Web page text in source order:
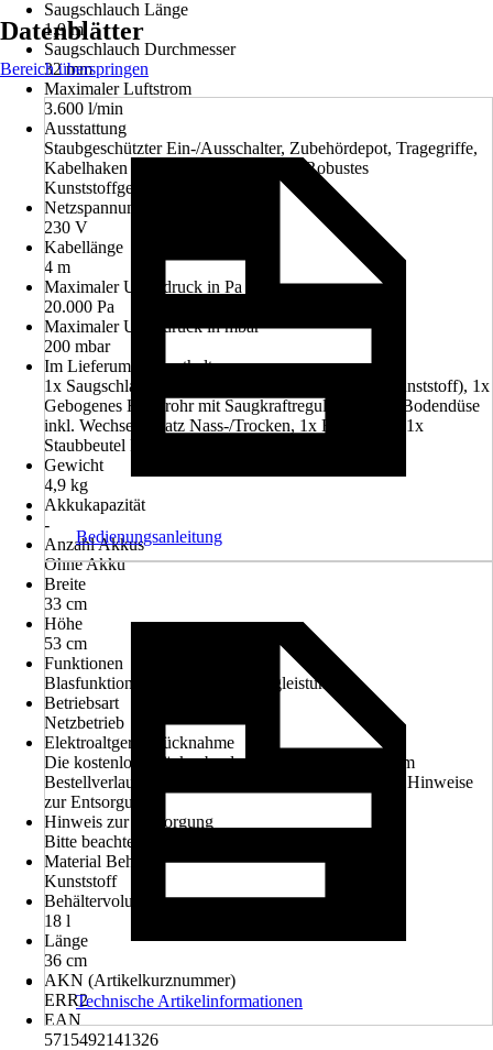
Saugschlauch Länge
1,9 m
Saugschlauch Durchmesser
32 mm
Maximaler Luftstrom
3.600 l/min
Ausstattung
Staubgeschützter Ein-/Ausschalter, Zubehördepot, Tragegriffe,
Kabelhaken und Saugschlauchhalter, Robustes
Kunststoffgehäuse
Netzspannung
230 V
Kabellänge
4 m
Maximaler Unterdruck in Pa
20.000 Pa
Maximaler Unterdruck in mbar
200 mbar
Im Lieferumfang enthalten
1x Saugschlauch Ø 32 mm, 1,9 m, 1x Saugrohr (Kunststoff), 1x
Gebogenes Handrohr mit Saugkraftregulierung, 1x Bodendüse
inkl. Wechseleinsatz Nass-/Trocken, 1x Fügendüse, 1x
Staubbeutel Papier
Gewicht
4,9 kg
Akkukapazität
-
Anzahl Akkus
Ohne Akku
Breite
33 cm
Höhe
53 cm
Funktionen
Blasfunktion, Fahrbar, Hohe Saugleistung
Betriebsart
Netzbetrieb
Elektroaltgerät-Rücknahme
Die kostenlose Rückgabe des Elektro-Geräts kann im
Bestellverlauf ausgewählt werden. Bitte beachte die Hinweise
zur Entsorgung.
Hinweis zur Entsorgung
Bitte beachte die Hinweise zur Entsorgung
Material Behälter
Kunststoff
Behältervolumen
18 l
Länge
36 cm
AKN (Artikelkurznummer)
ERR2
EAN
5715492141326
Datenblätter
Bereich überspringen
Bedienungsanleitung
Technische Artikelinformationen